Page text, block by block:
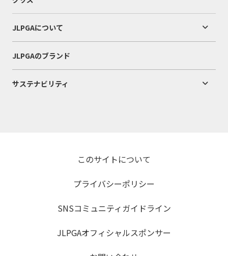
JLPGAについて
JLPGAのブランド
サステナビリティ
このサイトについて
プライバシーポリシー
SNSコミュニティガイドライン
JLPGAオフィシャルスポンサー